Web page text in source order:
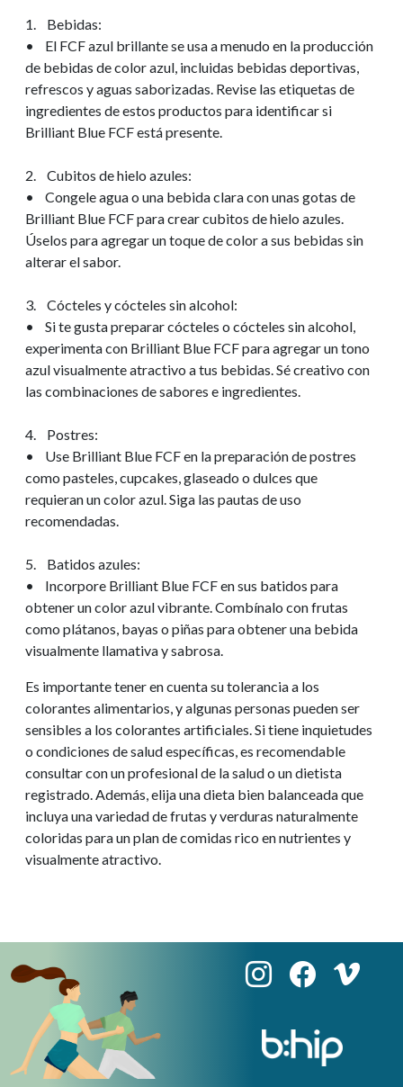
1. Bebidas:
• El FCF azul brillante se usa a menudo en la producción
de bebidas de color azul, incluidas bebidas deportivas,
refrescos y aguas saborizadas. Revise las etiquetas de
ingredientes de estos productos para identificar si
Brilliant Blue FCF está presente.
2. Cubitos de hielo azules:
• Congele agua o una bebida clara con unas gotas de
Brilliant Blue FCF para crear cubitos de hielo azules.
Úselos para agregar un toque de color a sus bebidas sin
alterar el sabor.
3. Cócteles y cócteles sin alcohol:
• Si te gusta preparar cócteles o cócteles sin alcohol,
experimenta con Brilliant Blue FCF para agregar un tono
azul visualmente atractivo a tus bebidas. Sé creativo con
las combinaciones de sabores e ingredientes.
4. Postres:
• Use Brilliant Blue FCF en la preparación de postres
como pasteles, cupcakes, glaseado o dulces que
requieran un color azul. Siga las pautas de uso
recomendadas.
5. Batidos azules:
• Incorpore Brilliant Blue FCF en sus batidos para
obtener un color azul vibrante. Combínalo con frutas
como plátanos, bayas o piñas para obtener una bebida
visualmente llamativa y sabrosa.
Es importante tener en cuenta su tolerancia a los
colorantes alimentarios, y algunas personas pueden ser
sensibles a los colorantes artificiales. Si tiene inquietudes
o condiciones de salud específicas, es recomendable
consultar con un profesional de la salud o un dietista
registrado. Además, elija una dieta bien balanceada que
incluya una variedad de frutas y verduras naturalmente
coloridas para un plan de comidas rico en nutrientes y
visualmente atractivo.